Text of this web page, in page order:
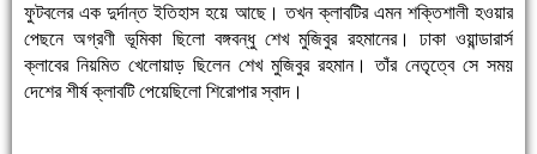
ফুটবলের এক দুর্দান্ত ইতিহাস হয়ে আছে। তখন ক্লাবটির এমন শক্তিশালী হওয়ার
পেছনে অগ্রণী ভূমিকা ছিলো বঙ্গবন্ধু শেখ মুজিবুর রহমানের। ঢাকা ওয়ান্ডারার্স
ক্লাবের নিয়মিত খেলোয়াড় ছিলেন শেখ মুজিবুর রহমান। তাঁর নেতৃত্বে সে সময়
দেশের শীর্ষ ক্লাবটি পেয়েছিলো শিরোপার স্বাদ।